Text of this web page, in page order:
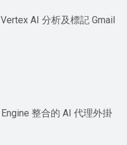
AI 分析及標記 Gmail
整合的 AI 代理外掛